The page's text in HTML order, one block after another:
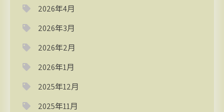
2026年4月
2026年3月
2026年2月
2026年1月
2025年12月
2025年11月